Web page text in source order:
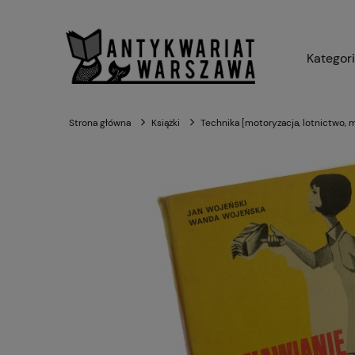
Strona główna Książki Technika [motoryzacja, lotnictwo,